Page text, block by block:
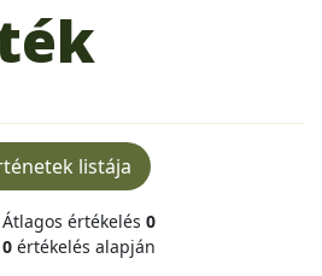
listája
Átlagos értékelés 0
0 értékelés alapján